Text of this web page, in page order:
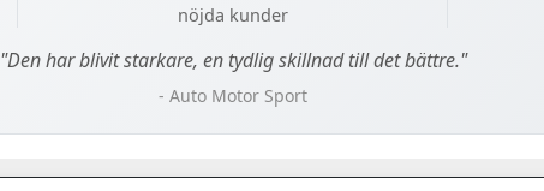
nöjda kunder
"Den har blivit starkare, en tydlig skillnad till det bättre."
- Auto Motor Sport